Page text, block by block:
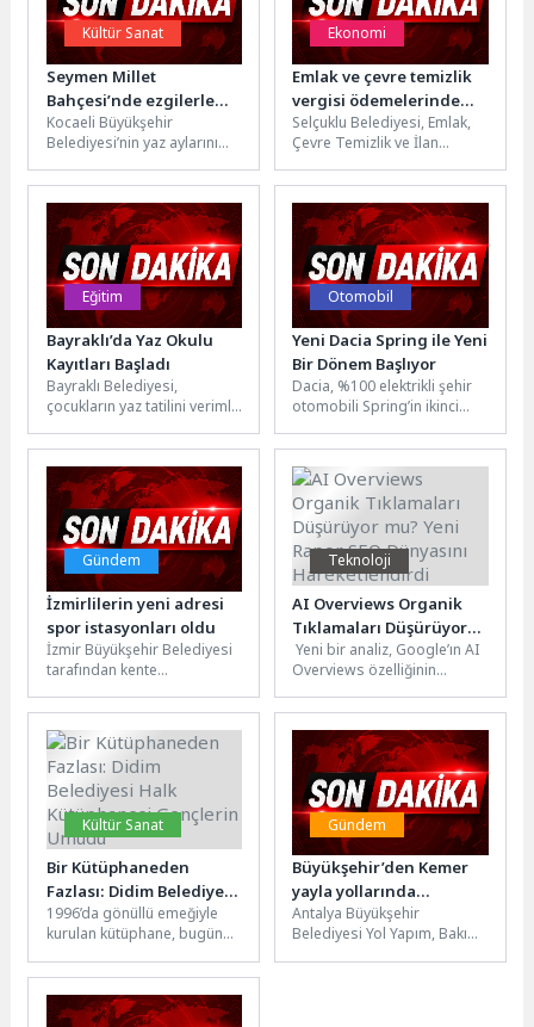
Kültür Sanat
Seymen Millet
Bahçesi’nde ezgilerle
dolu yaz akşamı
Kocaeli Büyükşehir
Belediyesi’nin yaz aylarını
Selamlama Konserleri ile
devam ediyor. Başiskele
Seymen...
Ekonomi
Emlak ve çevre temizlik
vergisi ödemelerinde
son gün 1 Haziran
Selçuklu Belediyesi, Emlak,
Çevre Temizlik ve İlan
ilk taksit ödemelerinin 1...
Eğitim
Bayraklı’da Yaz Okulu
Kayıtları Başladı
Bayraklı Belediyesi,
çocukların yaz tatilini verimli,
etkinliklerle
değerlendirebilmesi
amacıyla ücretsiz yaz okulu...
Otomobil
Yeni Dacia Spring ile Yeni
Bir Dönem Başlıyor
Dacia, %100 elektrikli şehir
otomobili Spring’in ikinci
üretilen Yeni Dacia Spring,
marka için...
Gündem
İzmirlilerin yeni adresi
spor istasyonları oldu
İzmir Büyükşehir Belediyesi
tarafından kente
istasyonları, vatandaşlara
açık havada ücretsiz spor
yapma imkânı...
Teknoloji
AI Overviews Organik
Tıklamaları Düşürüyor
mu? Yeni Rapor SEO
Dünyasını
Hareketlendirdi
Yeni bir analiz, Google’ın AI
Overviews özelliğinin
organik arama
tıklamalarında ciddi
gerileme yaşandığını...
Kültür Sanat
Bir Kütüphaneden
Fazlası: Didim Belediyesi
Halk Kütüphanesi
Gençlerin Umudu
1996’da gönüllü emeğiyle
kurulan kütüphane, bugün
buluşma merkezi haline
geldiGEÇMİŞTEN
GELECEĞE...
Gündem
Büyükşehir’den Kemer
yayla yollarında
kapsamlı çalışma
Antalya Büyükşehir
Belediyesi Yol Yapım, Bakım